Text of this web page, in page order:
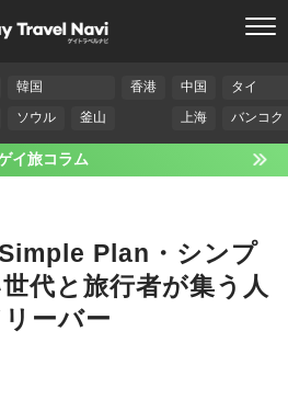
韓国
ソウル
釜山
香港
中国
上海
タイ
バンコク
イ旅コラム
Simple Plan・シンプ
代と旅行者が集う人
ーバー